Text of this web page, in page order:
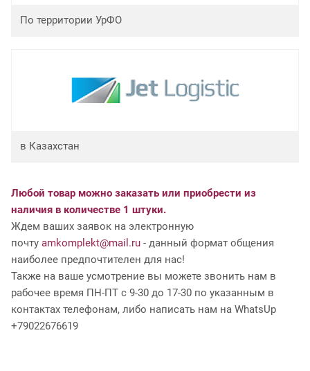
По территории УрФО
в Казахстан
Любой товар можно заказать или приобрести из
наличия в количестве 1 штуки.
Ждем ваших заявок на электронную
почту amkomplekt@mail.ru - данный формат общения
наиболее предпочтителен для нас!
Также на ваше усмотрение вы можете звонить нам в
рабочее время ПН-ПТ с 9-30 до 17-30 по указанным в
контактах телефонам, либо написать нам на WhatsUp
+79022676619